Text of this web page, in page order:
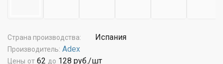
Страна производства: Испания
Производитель: Adex
Цены от 62 до 128 руб./шт